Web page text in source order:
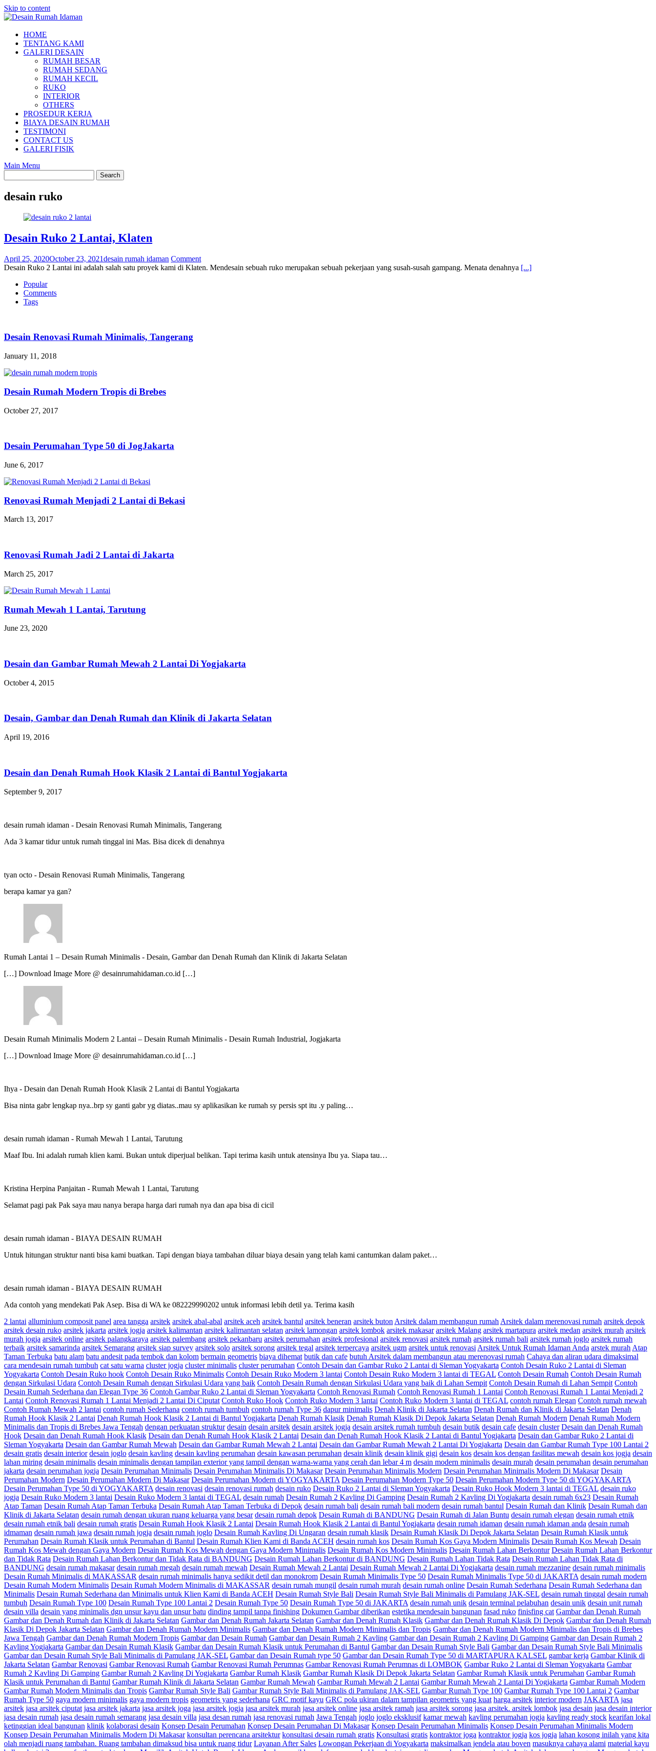
Skip to content
HOME
TENTANG KAMI
GALERI DESAIN
RUMAH BESAR
RUMAH SEDANG
RUMAH KECIL
RUKO
INTERIOR
OTHERS
PROSEDUR KERJA
BIAYA DESAIN RUMAH
TESTIMONI
CONTACT US
GALERI FISIK
Main Menu
desain ruko
Desain Ruko 2 Lantai, Klaten
April 25, 2020October 23, 2021desain rumah idaman Comment
Desain Ruko 2 Lantai ini adalah salah satu proyek kami di Klaten. Mendesain sebuah ruko merupakan sebuah pekerjaan yang susah-susah gampang. Menata denahnya [...]
Popular
Comments
Tags
Desain Renovasi Rumah Minimalis, Tangerang
January 11, 2018
Desain Rumah Modern Tropis di Brebes
October 27, 2017
Desain Perumahan Type 50 di JogJakarta
June 6, 2017
Renovasi Rumah Menjadi 2 Lantai di Bekasi
March 13, 2017
Renovasi Rumah Jadi 2 Lantai di Jakarta
March 25, 2017
Rumah Mewah 1 Lantai, Tarutung
June 23, 2020
Desain dan Gambar Rumah Mewah 2 Lantai Di Yogjakarta
October 4, 2015
Desain, Gambar dan Denah Rumah dan Klinik di Jakarta Selatan
April 19, 2016
Desain dan Denah Rumah Hook Klasik 2 Lantai di Bantul Yogjakarta
September 9, 2017
desain rumah idaman - Desain Renovasi Rumah Minimalis, Tangerang
Ada 3 kamar tidur untuk rumah tinggal ini Mas. Bisa dicek di denahnya
tyan octo - Desain Renovasi Rumah Minimalis, Tangerang
berapa kamar ya gan?
Rumah Lantai 1 – Desain Rumah Minimalis - Desain, Gambar dan Denah Rumah dan Klinik di Jakarta Selatan
[…] Download Image More @ desainrumahidaman.co.id […]
Desain Rumah Minimalis Modern 2 Lantai – Desain Rumah Minimalis - Desain Rumah Industrial, Jogjakarta
[…] Download Image More @ desainrumahidaman.co.id […]
Ihya - Desain dan Denah Rumah Hook Klasik 2 Lantai di Bantul Yogjakarta
Bisa ninta gabr lengkap nya..brp sy ganti gabr yg diatas..mau sy aplikasikan ke rumah sy persis spt itu .y paling…
desain rumah idaman - Rumah Mewah 1 Lantai, Tarutung
Maaf Ibu. Ini adalah rumah klien kami. Bukan untuk diperjual belikan. Tapi terima kasih untuk atensinya Ibu ya. Siapa tau…
Kristina Herpina Panjaitan - Rumah Mewah 1 Lantai, Tarutung
Selamat pagi pak Pak saya mau nanya berapa harga dari rumah nya dan apa bisa di cicil
desain rumah idaman - BIAYA DESAIN RUMAH
Untuk hitungan struktur nanti bisa kami buatkan. Tapi dengan biaya tambahan diluar biaya desain yang telah kami cantumkan dalam paket…
desain rumah idaman - BIAYA DESAIN RUMAH
Ada contoh yang mendekati Pak Asep. Bisa di WA ke 082229990202 untuk informasi lebih detil ya. Terima kasih
2 lantai alluminium composit panel area tangga arsitek arsitek abal-abal arsitek aceh arsitek bantul arsitek beneran arsitek buton Arsitek dalam membangun rumah Arsitek dalam merenovasi rumah arsitek depok
arsitek desain ruko arsitek jakarta arsitek jogja arsitek kalimantan arsitek kalimantan selatan arsitek lamongan arsitek lombok arsitek makasar arsitek Malang arsitek martapura arsitek medan arsitek murah arsitek
murah jogja arsitek online arsitek palangkaraya arsitek palembang arsitek pekanbaru arsitek perumahan arsitek profesional arsitek renovasi arsitek rumah arsitek rumah bali arsitek rumah joglo arsitek rumah
terbaik arsitek samarinda arsitek Semarang arsitek siap survey arsitek solo arsitek sorong arsitek tegal arsitek terpercaya arsitek ugm arsitek untuk renovasi Arsitek Untuk Rumah Idaman Anda arstek murah Atap
Taman Terbuka batu alam batu andesit pada tembok dan kolom bermain geometris biaya dihemat butik dan cafe butuh Arsitek dalam membangun atau merenovasi rumah Cahaya dan aliran udara dimaksimal
cara mendesain rumah tumbuh cat satu warna cluster jogja cluster minimalis cluster perumahan Contoh Desain dan Gambar Ruko 2 Lantai di Sleman Yogyakarta Contoh Desain Ruko 2 Lantai di Sleman
Yogyakarta Contoh Desain Ruko hook Contoh Desain Ruko Minimalis Contoh Desain Ruko Modern 3 lantai Contoh Desain Ruko Modern 3 lantai di TEGAL Contoh Desain Rumah Contoh Desain Rumah
dengan Sirkulasi Udara Contoh Desain Rumah dengan Sirkulasi Udara yang baik Contoh Desain Rumah dengan Sirkulasi Udara yang baik di Lahan Sempit Contoh Desain Rumah di Lahan Sempit Contoh
Desain Rumah Sederhana dan Elegan Type 36 Contoh Gambar Ruko 2 Lantai di Sleman Yogyakarta Contoh Renovasi Rumah Contoh Renovasi Rumah 1 Lantai Contoh Renovasi Rumah 1 Lantai Menjadi 2
Lantai Contoh Renovasi Rumah 1 Lantai Menjadi 2 Lantai Di Ciputat Contoh Ruko Hook Contoh Ruko Modern 3 lantai Contoh Ruko Modern 3 lantai di TEGAL contoh rumah Elegan Contoh rumah mewah
Contoh Rumah Mewah 2 lantai contoh rumah Sederhana contoh rumah tumbuh contoh rumah Type 36 dapur minimalis Denah Klinik di Jakarta Selatan Denah Rumah dan Klinik di Jakarta Selatan Denah
Rumah Hook Klasik 2 Lantai Denah Rumah Hook Klasik 2 Lantai di Bantul Yogjakarta Denah Rumah Klasik Denah Rumah Klasik Di Depok Jakarta Selatan Denah Rumah Modern Denah Rumah Modern
Minimalis dan Tropis di Brebes Jawa Tengah dengan perkuatan struktur desain desain arsitek desain arsitek jogja desain arsitek rumah tumbuh desain butik desain cafe desain cluster Desain dan Denah Rumah
Hook Desain dan Denah Rumah Hook Klasik Desain dan Denah Rumah Hook Klasik 2 Lantai Desain dan Denah Rumah Hook Klasik 2 Lantai di Bantul Yogjakarta Desain dan Gambar Ruko 2 Lantai di
Sleman Yogyakarta Desain dan Gambar Rumah Mewah Desain dan Gambar Rumah Mewah 2 Lantai Desain dan Gambar Rumah Mewah 2 Lantai Di Yogjakarta Desain dan Gambar Rumah Type 100 Lantai 2
desain gratis desain interior desain joglo desain kavling desain kavling perumahan desain kawasan perumahan desain klinik desain klinik gigi desain kos desain kos dengan fasilitas mewah desain kos jogja desain
lahan miring desain minimalis desain minimalis dengan tampilan exterior yang tampil dengan warna-warna yang cerah dan lebar 4 m desain modern minimalis desain murah desain perumahan desain perumahan
jakarta desain perumahan jogja Desain Perumahan Minimalis Desain Perumahan Minimalis Di Makasar Desain Perumahan Minimalis Modern Desain Perumahan Minimalis Modern Di Makasar Desain
Perumahan Modern Desain Perumahan Modern Di Makasar Desain Perumahan Modern di YOGYAKARTA Desain Perumahan Modern Type 50 Desain Perumahan Modern Type 50 di YOGYAKARTA
Desain Perumahan Type 50 di YOGYAKARTA desain renovasi desain renovasi rumah desain ruko Desain Ruko 2 Lantai di Sleman Yogyakarta Desain Ruko Hook Modern 3 lantai di TEGAL desain ruko
jogja Desain Ruko Modern 3 lantai Desain Ruko Modern 3 lantai di TEGAL desain rumah Desain Rumah 2 Kavling Di Gamping Desain Rumah 2 Kavling Di Yogjakarta desain rumah 6x23 Desain Rumah
Atap Taman Desain Rumah Atap Taman Terbuka Desain Rumah Atap Taman Terbuka di Depok desain rumah bali desain rumah bali modern desain rumah bantul Desain Rumah dan Klinik Desain Rumah dan
Klinik di Jakarta Selatan desain rumah dengan ukuran ruang keluarga yang besar desain rumah depok Desain Rumah di BANDUNG Desain Rumah di Jalan Buntu desain rumah elegan desain rumah etnik
desain rumah etnik bali desain rumah gratis Desain Rumah Hook Klasik 2 Lantai Desain Rumah Hook Klasik 2 Lantai di Bantul Yogjakarta desain rumah idaman desain rumah idaman anda desain rumah
idmaman desain rumah jawa desain rumah jogja desain rumah joglo Desain Rumah Kavling Di Ungaran desain rumah klasik Desain Rumah Klasik Di Depok Jakarta Selatan Desain Rumah Klasik untuk
Perumahan Desain Rumah Klasik untuk Perumahan di Bantul Desain Rumah Klien Kami di Banda ACEH desain rumah kos Desain Rumah Kos Gaya Modern Minimalis Desain Rumah Kos Mewah Desain
Rumah Kos Mewah dengan Gaya Modern Desain Rumah Kos Mewah dengan Gaya Modern Minimalis Desain Rumah Kos Modern Minimalis Desain Rumah Lahan Berkontur Desain Rumah Lahan Berkontur
dan Tidak Rata Desain Rumah Lahan Berkontur dan Tidak Rata di BANDUNG Desain Rumah Lahan Berkontur di BANDUNG Desain Rumah Lahan Tidak Rata Desain Rumah Lahan Tidak Rata di
BANDUNG desain rumah makasar desain rumah megah desain rumah mewah Desain Rumah Mewah 2 Lantai Desain Rumah Mewah 2 Lantai Di Yogjakarta desain rumah mezzanine desain rumah minimalis
Desain Rumah Minimalis di MAKASSAR desain rumah minimalis hanya sedikit detil dan monokrom Desain Rumah Minimalis Type 50 Desain Rumah Minimalis Type 50 di JAKARTA desain rumah modern
Desain Rumah Modern Minimalis Desain Rumah Modern Minimalis di MAKASSAR desain rumah mungil desain rumah murah desain rumah online Desain Rumah Sederhana Desain Rumah Sederhana dan
Minimalis Desain Rumah Sederhana dan Minimalis untuk Klien Kami di Banda ACEH Desain Rumah Style Bali Desain Rumah Style Bali Minimalis di Pamulang JAK-SEL desain rumah tinggal desain rumah
tumbuh Desain Rumah Type 100 Desain Rumah Type 100 Lantai 2 Desain Rumah Type 50 Desain Rumah Type 50 di JAKARTA desain rumah unik desain terminal pelabuhan desain unik desain unit rumah
desain villa desain yang minimalis dgn unsur kayu dan unsur batu dinding tampil tanpa finishing Dokumen Gambar diberikan estetika mendesain bangunan fasad ruko finisfing cat Gambar dan Denah Rumah
Gambar dan Denah Rumah dan Klinik di Jakarta Selatan Gambar dan Denah Rumah Jakarta Selatan Gambar dan Denah Rumah Klasik Gambar dan Denah Rumah Klasik Di Depok Gambar dan Denah Rumah
Klasik Di Depok Jakarta Selatan Gambar dan Denah Rumah Modern Minimalis Gambar dan Denah Rumah Modern Minimalis dan Tropis Gambar dan Denah Rumah Modern Minimalis dan Tropis di Brebes
Jawa Tengah Gambar dan Denah Rumah Modern Tropis Gambar dan Desain Rumah Gambar dan Desain Rumah 2 Kavling Gambar dan Desain Rumah 2 Kavling Di Gamping Gambar dan Desain Rumah 2
Kavling Yogjakarta Gambar dan Desain Rumah Klasik Gambar dan Desain Rumah Klasik untuk Perumahan di Bantul Gambar dan Desain Rumah Style Bali Gambar dan Desain Rumah Style Bali Minimalis
Gambar dan Desain Rumah Style Bali Minimalis di Pamulang JAK-SEL Gambar dan Desain Rumah type 50 Gambar dan Desain Rumah Type 50 di MARTAPURA KALSEL gambar kerja Gambar Klinik di
Jakarta Selatan Gambar Renovasi Gambar Renovasi Rumah Gambar Renovasi Rumah Perumnas Gambar Renovasi Rumah Perumnas di LOMBOK Gambar Ruko 2 Lantai di Sleman Yogyakarta Gambar
Rumah 2 Kavling Di Gamping Gambar Rumah 2 Kavling Di Yogjakarta Gambar Rumah Klasik Gambar Rumah Klasik Di Depok Jakarta Selatan Gambar Rumah Klasik untuk Perumahan Gambar Rumah
Klasik untuk Perumahan di Bantul Gambar Rumah Klinik di Jakarta Selatan Gambar Rumah Mewah Gambar Rumah Mewah 2 Lantai Gambar Rumah Mewah 2 Lantai Di Yogjakarta Gambar Rumah Modern
Gambar Rumah Modern Minimalis dan Tropis Gambar Rumah Style Bali Gambar Rumah Style Bali Minimalis di Pamulang JAK-SEL Gambar Rumah Type 100 Gambar Rumah Type 100 Lantai 2 Gambar
Rumah Type 50 gaya modern minimalis gaya modern tropis geometris yang sederhana GRC motif kayu GRC pola ukiran dalam tampilan geometris yang kuat harga arsitek interior modern JAKARTA jasa
arsitek jasa arsitek ciputat jasa arsitek jakarta jasa arsitek joga jasa arsitek jogja jasa arsitek murah jasa arsitek online jasa arsitek ramah jasa arsitek sorong jasa arsitek. arsitek lombok jasa desain jasa desain interior
jasa desain rumah jasa desain rumah semarang jasa desain villa jasa desan rumah jasa renovasi rumah Jawa Tengah joglo joglo eksklusif kamar mewah kavling perumahan jogja kavling ready stock kearifan lokal
ketinggian ideal bangunan klinik kolaborasi desain Konsep Desain Perumahan Konsep Desain Perumahan Di Makasar Konsep Desain Perumahan Minimalis Konsep Desain Perumahan Minimalis Modern
Konsep Desain Perumahan Minimalis Modern Di Makasar konsultan perencana arsitektur konsultasi desain rumah gratis Konsultasi gratis kontraktor joga kontraktor jogja kos jogja lahan kosong inilah yang kita
olah menjadi ruang tambahan. Ruang tambahan dimaksud bisa untuk ruang tidur Layanan After Sales Lowongan Pekerjaan di Yogyakarta maksimalkan jendela atau boven masuknya cahaya alami material kayu